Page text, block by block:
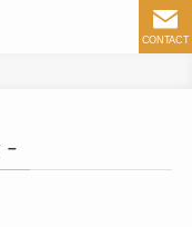
CONTACT
–